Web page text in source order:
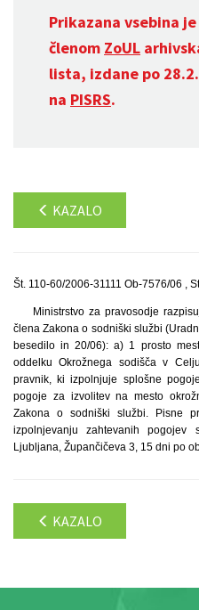
Prikazana vsebina
členom ZoUL
lista, izdane po
na PISRS.
KAZALO
Št. 110-60/2006-31111 Ob-7576/06 ,
Ministrstvo za pravosodje
člena Zakona o sodniški službi
besedilo in 20/06): a) 1 prosto
oddelku Okrožnega sodišča v
pravnik, ki izpolnjuje splošne
pogoje za izvolitev na mesto
Zakona o sodniški službi. Pisne
izpolnjevanju zahtevanih pogojev
Ljubljana, Župančičeva 3, 15 dni po
KAZALO